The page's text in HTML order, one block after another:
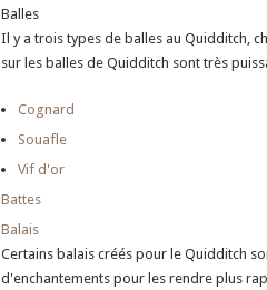
Balles
Il y a trois types de balles au Quidditch,
sur les balles de Quidditch sont très
Cognard
Souafle
Vif d'or
Battes
Balais
Certains balais créés pour le Quidditch
d'enchantements pour les rendre plus